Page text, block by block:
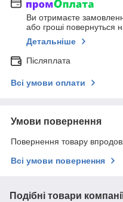
Ви отримаєте
або гроші повернуться
Детальніше
Післяплата
Всі умови оплати
Умови повернення
Повернення товару
Всі умови повернення
Подібні товари